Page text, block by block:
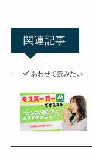
関連記事
あわせて読みたい